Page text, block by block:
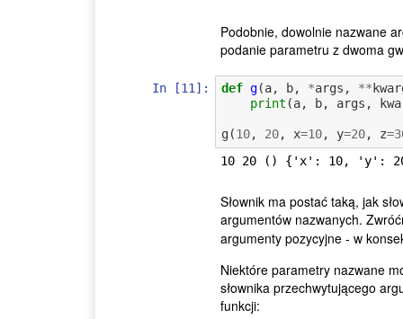
Podobnie, dowolnie nazwane
podanie parametru z dwoma
In [11]: def g(a, b, *args , **
print (a, b, args ,
g(10, 20, x=10, y=20, z=
Słownik ma postać taką, jak
argumentów nazwanych.
argumenty pozycyjne - w
Niektóre parametry nazwane
słownika przechwytującego
funkcji: